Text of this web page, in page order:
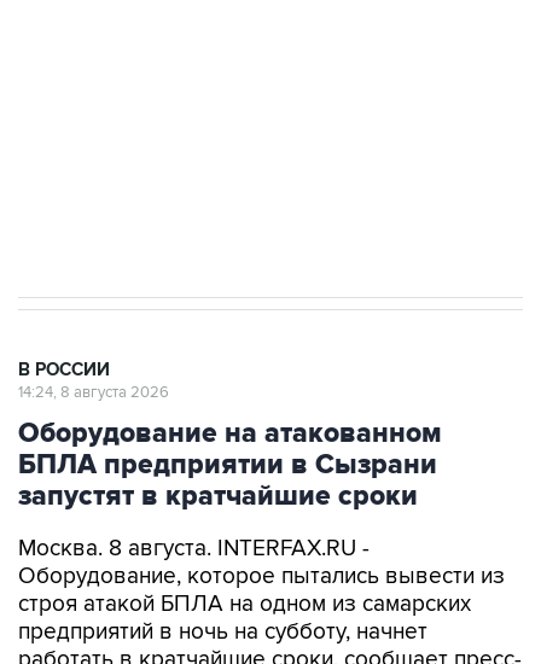
Оборудование на атакованном
БПЛА предприятии в Сызрани
запустят в кратчайшие сроки
Москва. 8 августа. INTERFAX.RU -
строя атакой БПЛА на одном из самарских
предприятий в ночь на субботу, начнет
работать в кратчайшие сроки, сообщает пресс-
служба регионального правительства со